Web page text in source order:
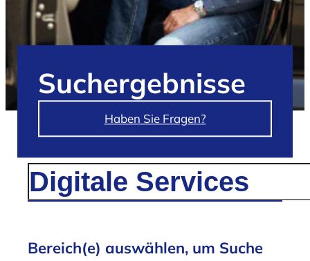
Such­ergebnisse
Haben Sie Fragen?
Suchergebnisse für 'Digitale Services'
Bereich(e) auswählen, um Suche